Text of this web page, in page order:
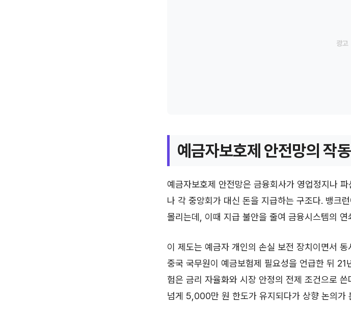
예금자보호제 안전망의 작
예금자보호제 안전망은 금융회사가 영업정지나
나 각 중앙회가 대신 돈을 지급하는 구조다. 뱅크
몰리는데, 이때 지급 불안을 줄여 금융시스템의 연
이 제도는 예금자 개인의 손실 보전 장치이면서
중국 국무원이 예금보험제 필요성을 언급한 뒤
험은 금리 자율화와 시장 안정의 전제 조건으로
넘게 5,000만 원 한도가 유지되다가 상향 논의가